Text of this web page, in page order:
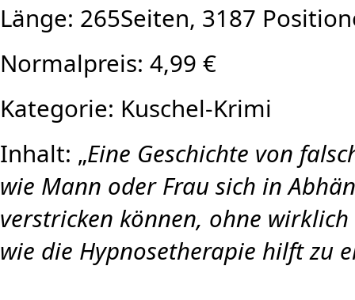
Länge: 265Seiten, 3187
Normalpreis: 4,99 €
Kategorie: Kuschel-Krimi
Inhalt: „Eine Geschichte von
wie Mann oder Frau sich in
verstricken können, ohne
wie die Hypnosetherapie hilft zu